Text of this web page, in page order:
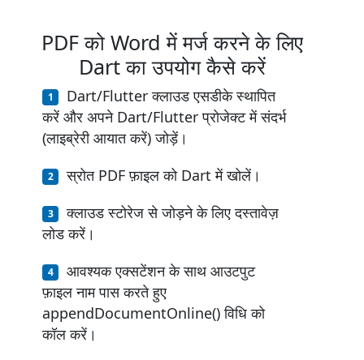
PDF को Word में मर्ज करने के लिए
Dart का उपयोग कैसे करें
Dart/Flutter क्लाउड एसडीके स्थापित
करें और अपने Dart/Flutter प्रोजेक्ट में संदर्भ
(लाइब्रेरी आयात करें) जोड़ें।
स्रोत PDF फ़ाइल को Dart में खोलें।
क्लाउड स्टोरेज से जोड़ने के लिए दस्तावेज़
लोड करें।
आवश्यक एक्सटेंशन के साथ आउटपुट
फ़ाइल नाम पास करते हुए
appendDocumentOnline() विधि को
कॉल करें।